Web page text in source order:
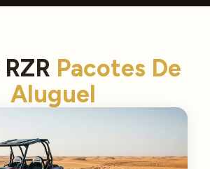
Pacotes De
Aluguel